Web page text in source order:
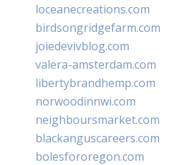
loceanecreations.com
birdsongridgefarm.com
joiedevivblog.com
valera-amsterdam.com
libertybrandhemp.com
norwoodinnwi.com
neighboursmarket.com
blackanguscareers.com
bolesfororegon.com